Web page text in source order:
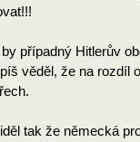
případný Hitlerův
věděl, že na rozdíl
tak že německá